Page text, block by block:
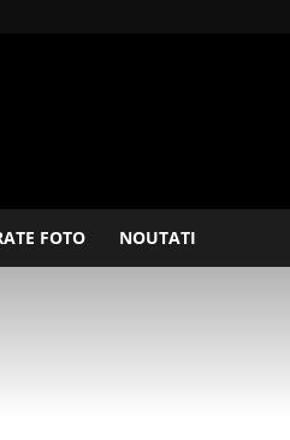
FOTO NOUTATI